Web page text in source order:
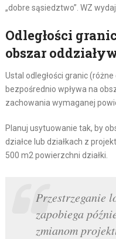
„dobre sąsiedztwo”. WZ
Odległości
obszar
Ustal odległości granic
bezpośrednio wpływa na
zachowania wymaganej
Planuj usytuowanie tak, by
działce lub działkach z
500 m2 powierzchni działki.
Przestrzeganie
zapobiega
zmianom